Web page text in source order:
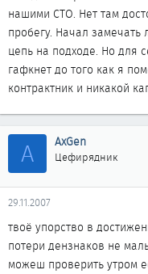
нашими СТО. Нет там
пробегу. Начал
цепь на подходе. Но для
гафкнет до того как я
контрактник и никакой
A AxGen
Цефирядник
29.11.2007
твоё упорство в
потери дензнаков не
можеш проверить утром